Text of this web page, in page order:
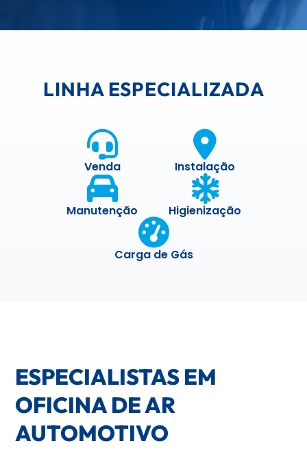
LINHA ESPECIALIZADA
Venda Instalação
Manutenção Higienização
Carga de Gás
ESPECIALISTAS EM
OFICINA DE AR
AUTOMOTIVO